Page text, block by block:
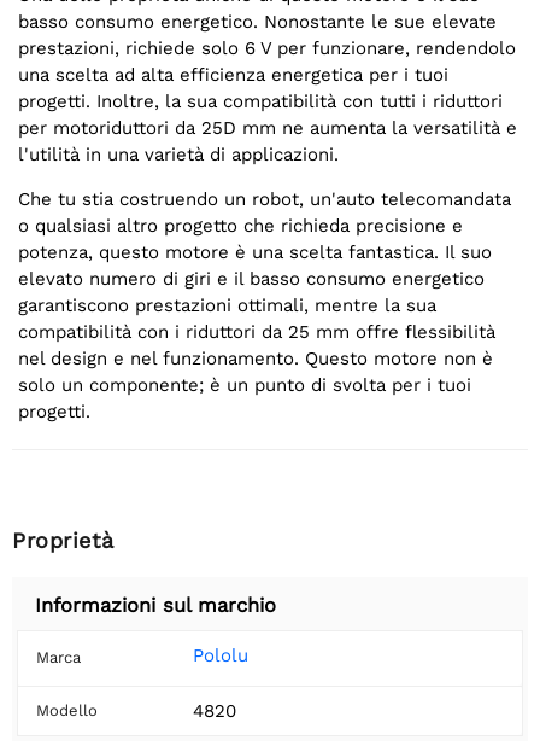
basso consumo energetico. Nonostante le sue elevate
prestazioni, richiede solo 6 V per funzionare, rendendolo
una scelta ad alta efficienza energetica per i tuoi
progetti. Inoltre, la sua compatibilità con tutti i riduttori
per motoriduttori da 25D mm ne aumenta la versatilità e
l'utilità in una varietà di applicazioni.
Che tu stia costruendo un robot, un'auto telecomandata
o qualsiasi altro progetto che richieda precisione e
potenza, questo motore è una scelta fantastica. Il suo
elevato numero di giri e il basso consumo energetico
garantiscono prestazioni ottimali, mentre la sua
compatibilità con i riduttori da 25 mm offre flessibilità
nel design e nel funzionamento. Questo motore non è
solo un componente; è un punto di svolta per i tuoi
progetti.
Proprietà
Informazioni sul marchio
Marca Pololu
Modello 4820